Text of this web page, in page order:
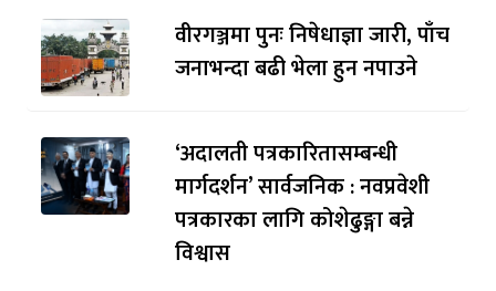
वीरगञ्जमा पुनः निषेधाज्ञा जारी, पाँच
जनाभन्दा बढी भेला हुन नपाउने
‘अदालती पत्रकारितासम्बन्धी
मार्गदर्शन’ सार्वजनिक : नवप्रवेशी
पत्रकारका लागि कोशेढुङ्गा बन्ने
विश्वास